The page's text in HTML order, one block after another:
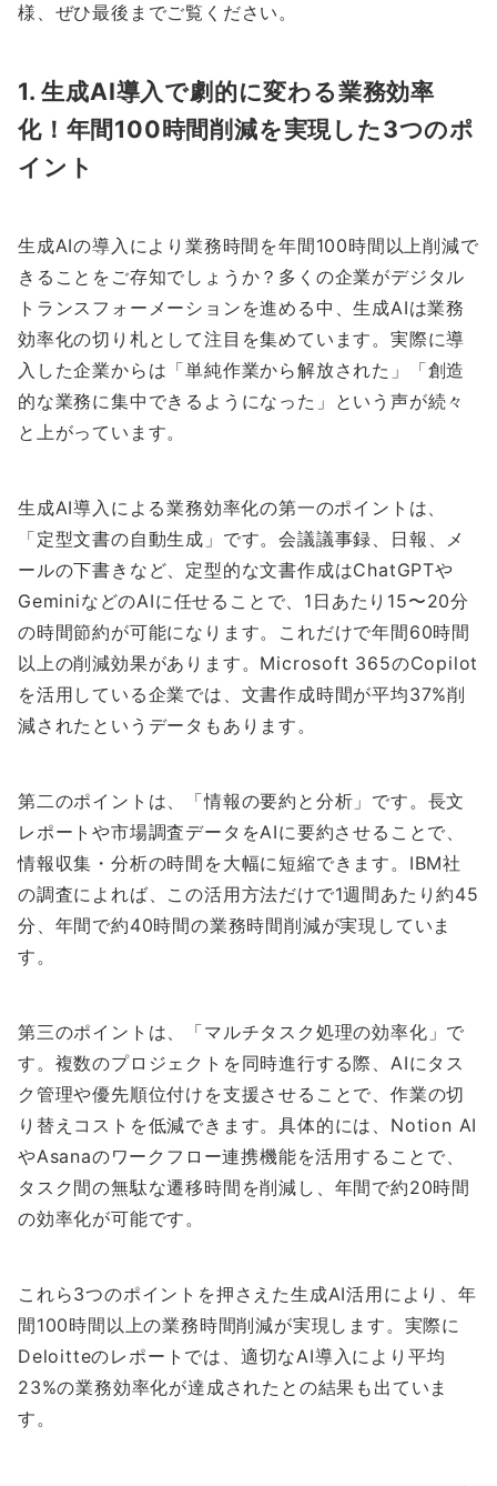
様、ぜひ最後までご覧ください。
1. 生成AI導入で劇的に変わる業務効率
化！年間100時間削減を実現した3つのポ
イント
生成AIの導入により業務時間を年間100時間以上削減で
きることをご存知でしょうか？多くの企業がデジタル
トランスフォーメーションを進める中、生成AIは業務
効率化の切り札として注目を集めています。実際に導
入した企業からは「単純作業から解放された」「創造
的な業務に集中できるようになった」という声が続々
と上がっています。
生成AI導入による業務効率化の第一のポイントは、
「定型文書の自動生成」です。会議議事録、日報、メ
ールの下書きなど、定型的な文書作成はChatGPTや
GeminiなどのAIに任せることで、1日あたり15〜20分
の時間節約が可能になります。これだけで年間60時間
以上の削減効果があります。Microsoft 365のCopilot
を活用している企業では、文書作成時間が平均37%削
減されたというデータもあります。
第二のポイントは、「情報の要約と分析」です。長文
レポートや市場調査データをAIに要約させることで、
情報収集・分析の時間を大幅に短縮できます。IBM社
の調査によれば、この活用方法だけで1週間あたり約45
分、年間で約40時間の業務時間削減が実現していま
す。
第三のポイントは、「マルチタスク処理の効率化」で
す。複数のプロジェクトを同時進行する際、AIにタス
ク管理や優先順位付けを支援させることで、作業の切
り替えコストを低減できます。具体的には、Notion AI
やAsanaのワークフロー連携機能を活用することで、
タスク間の無駄な遷移時間を削減し、年間で約20時間
の効率化が可能です。
これら3つのポイントを押さえた生成AI活用により、年
間100時間以上の業務時間削減が実現します。実際に
Deloitteのレポートでは、適切なAI導入により平均
23%の業務効率化が達成されたとの結果も出ていま
す。